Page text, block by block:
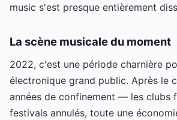
music s'est presque entièrement
La scène musicale du moment
2022, c'est une période charnière
électronique grand public. Après le
années de confinement — les clubs
festivals annulés, toute une